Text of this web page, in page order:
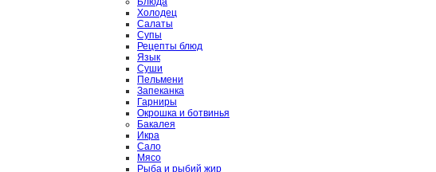
Холодец
Салаты
Супы
Рецепты блюд
Язык
Суши
Пельмени
Запеканка
Гарниры
Окрошка и ботвинья
Бакалея
Икра
Сало
Мясо
Рыба и рыбий жир